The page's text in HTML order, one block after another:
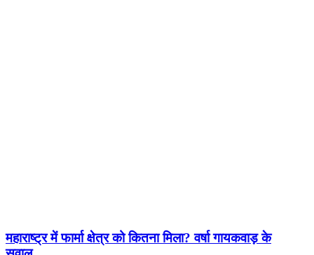
महाराष्ट्र में फार्मा क्षेत्र को कितना मिला? वर्षा गायकवाड़ के